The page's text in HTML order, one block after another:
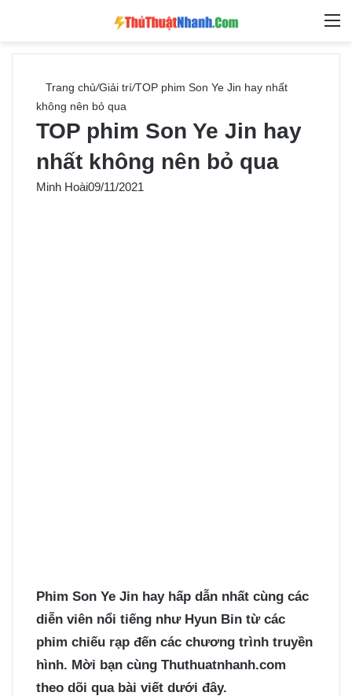
Tìm
Trang chủ/Giải trí/TOP phim Son Ye Jin hay nhất
không nên bỏ qua
TOP phim Son Ye Jin hay
nhất không nên bỏ qua
Minh Hoài09/11/2021
Phim Son Ye Jin hay hấp dẫn nhất cùng các
diễn viên nổi tiếng như Hyun Bin từ các
phim chiếu rạp đến các chương trình truyền
hình. Mời bạn cùng Thuthuatnhanh.com
theo dõi qua bài viết dưới đây.